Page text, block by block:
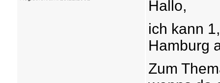
Hallo,
ich kann
Hamburg
Zum